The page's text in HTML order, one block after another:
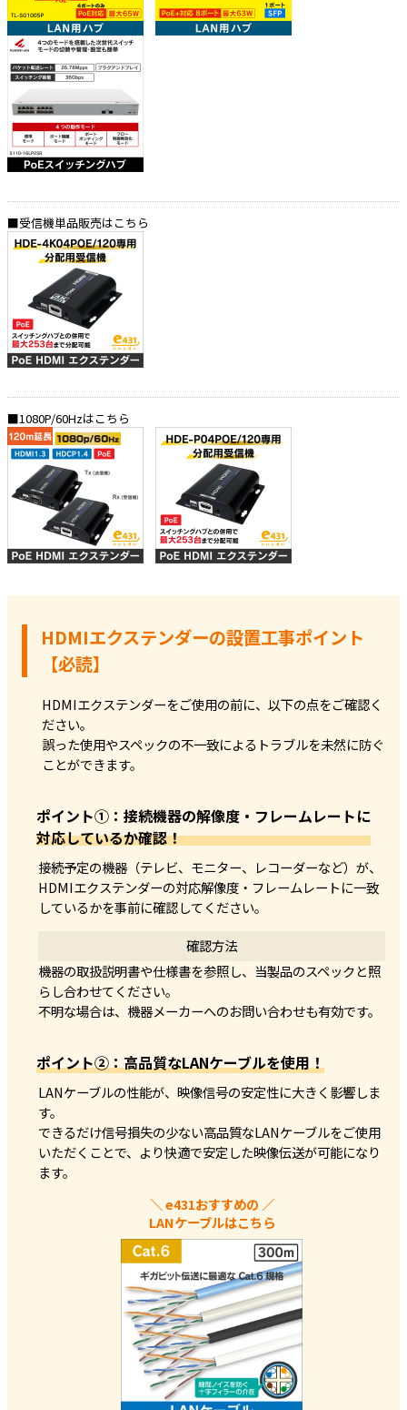
■受信機単品販売はこちら
■1080P/60Hzはこちら
HDMIエクステンダーの設置工事ポイント
【必読】
HDMIエクステンダーをご使用の前に、以下の点をご確認く
ださい。
誤った使用やスペックの不一致によるトラブルを未然に防ぐ
ことができます。
ポイント①：接続機器の解像度・フレームレートに
対応しているか確認！
接続予定の機器（テレビ、モニター、レコーダーなど）が、
HDMIエクステンダーの対応解像度・フレームレートに一致
しているかを事前に確認してください。
確認方法
機器の取扱説明書や仕様書を参照し、当製品のスペックと照
らし合わせてください。
不明な場合は、機器メーカーへのお問い合わせも有効です。
ポイント②：高品質なLANケーブルを使用！
LANケーブルの性能が、映像信号の安定性に大きく影響しま
す。
できるだけ信号損失の少ない高品質なLANケーブルをご使用
いただくことで、より快適で安定した映像伝送が可能になり
ます。
＼ e431おすすめの ／
LANケーブルはこちら